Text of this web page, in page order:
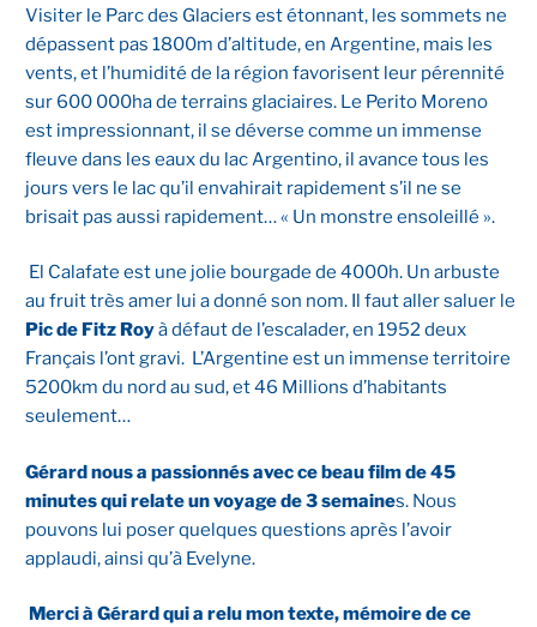
Visiter le Parc des Glaciers est étonnant, les sommets ne
dépassent pas 1800m d’altitude, en Argentine, mais les
vents, et l’humidité de la région favorisent leur pérennité
sur 600 000ha de terrains glaciaires. Le Perito Moreno
est impressionnant, il se déverse comme un immense
fleuve dans les eaux du lac Argentino, il avance tous les
jours vers le lac qu’il envahirait rapidement s’il ne se
brisait pas aussi rapidement… « Un monstre ensoleillé ».
El Calafate est une jolie bourgade de 4000h. Un arbuste
au fruit très amer lui a donné son nom. Il faut aller saluer le
Pic de Fitz Royà défaut de l’escalader, en 1952 deux
Français l’ont gravi. L’Argentine est un immense territoire
5200km du nord au sud, et 46 Millions d’habitants
seulement…
Gérard nous a passionnés avec ce beau film de 45
minutes qui relate un voyage de 3 semaines. Nous
pouvons lui poser quelques questions après l’avoir
applaudi, ainsi qu’à Evelyne.
Merci à Gérard qui a relu mon texte, mémoire de ce